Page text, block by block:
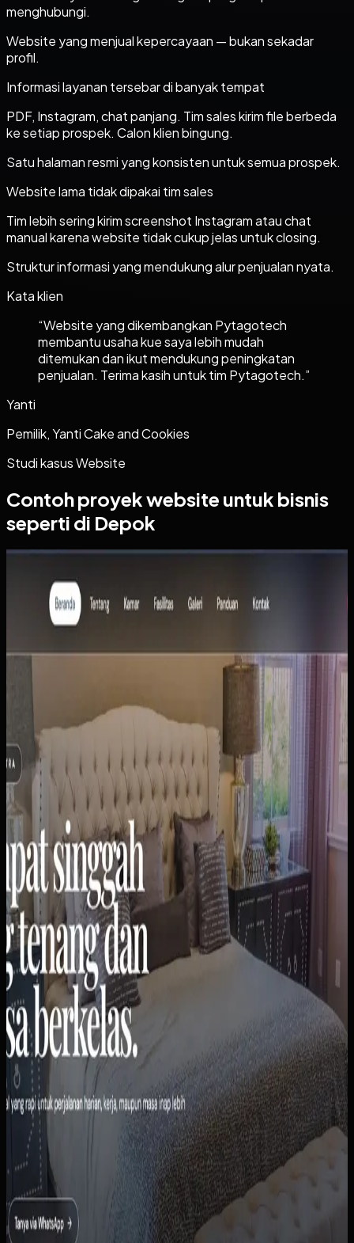
menghubungi.
Website yang menjual kepercayaan — bukan sekadar
profil.
Informasi layanan tersebar di banyak tempat
PDF, Instagram, chat panjang. Tim sales kirim file berbeda
ke setiap prospek. Calon klien bingung.
Satu halaman resmi yang konsisten untuk semua prospek.
Website lama tidak dipakai tim sales
Tim lebih sering kirim screenshot Instagram atau chat
manual karena website tidak cukup jelas untuk closing.
Struktur informasi yang mendukung alur penjualan nyata.
Kata klien
“Website yang dikembangkan Pytagotech
membantu usaha kue saya lebih mudah
ditemukan dan ikut mendukung peningkatan
penjualan. Terima kasih untuk tim Pytagotech.”
Yanti
Pemilik, Yanti Cake and Cookies
Studi kasusWebsite
Contoh proyekwebsite untuk bisnis
seperti di Depok
Wisma Asri Putra
Wisma Asri Putra
Sebelumnya
Klien memiliki penginapan losmen yang dikelola secara
manual. Tamu harus datang langsung atau telepon untuk
tanya kamar. Informasi kamar, harga, dan fasilitas tersebar
di berbagai platform chat.
Yang kami bangun
Kami membuat website profil bisnis yang menampilkan
semua tipe kamar (Standar, Superior, Double), harga per
malam, kapasitas tamu, dan fasilitas lengkap. Dilengkapi
galeri foto untuk setiap tipe kamar dan tombol WhatsApp
untuk pemesanan cepat.
Baca studi kasus lengkap